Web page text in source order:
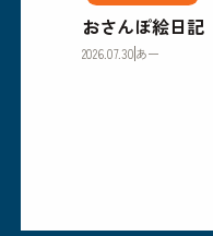
おさんぽ絵日
2026.07.30あー